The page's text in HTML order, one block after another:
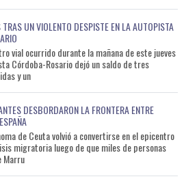
UN VIOLENTO DESPISTE EN LA AUTOPISTA
vial ocurrido durante la mañana de este jueves
Córdoba-Rosario dejó un saldo de tres
y un
DESBORDARON LA FRONTERA ENTRE
de Ceuta volvió a convertirse en el epicentro
migratoria luego de que miles de personas
Marru